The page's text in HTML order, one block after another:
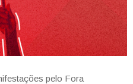
pelo Fora